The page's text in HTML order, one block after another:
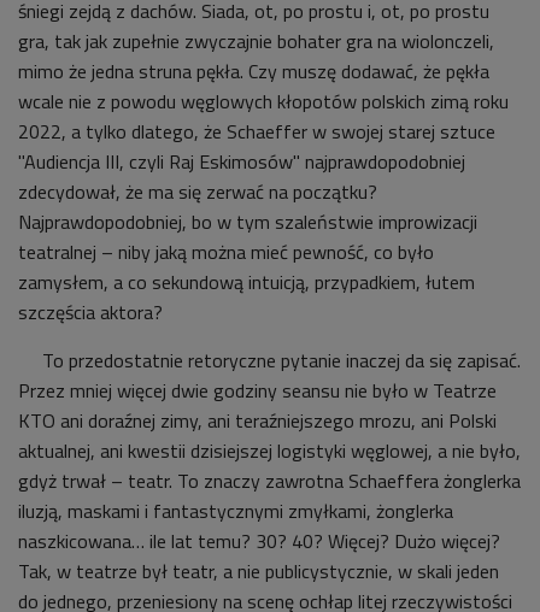
śniegi zejdą z dachów. Siada, ot, po prostu i, ot, po prostu
gra, tak jak zupełnie zwyczajnie bohater gra na wiolonczeli,
mimo że jedna struna pękła. Czy muszę dodawać, że pękła
wcale nie z powodu węglowych kłopotów polskich zimą roku
2022, a tylko dlatego, że Schaeffer w swojej starej sztuce
"Audiencja III, czyli Raj Eskimosów" najprawdopodobniej
zdecydował, że ma się zerwać na początku?
Najprawdopodobniej, bo w tym szaleństwie improwizacji
teatralnej – niby jaką można mieć pewność, co było
zamysłem, a co sekundową intuicją, przypadkiem, łutem
szczęścia aktora?
To przedostatnie retoryczne pytanie inaczej da się zapisać.
Przez mniej więcej dwie godziny seansu nie było w Teatrze
KTO ani doraźnej zimy, ani teraźniejszego mrozu, ani Polski
aktualnej, ani kwestii dzisiejszej logistyki węglowej, a nie było,
gdyż trwał – teatr. To znaczy zawrotna Schaeffera żonglerka
iluzją, maskami i fantastycznymi zmyłkami, żonglerka
naszkicowana… ile lat temu? 30? 40? Więcej? Dużo więcej?
Tak, w teatrze był teatr, a nie publicystycznie, w skali jeden
do jednego, przeniesiony na scenę ochłap litej rzeczywistości